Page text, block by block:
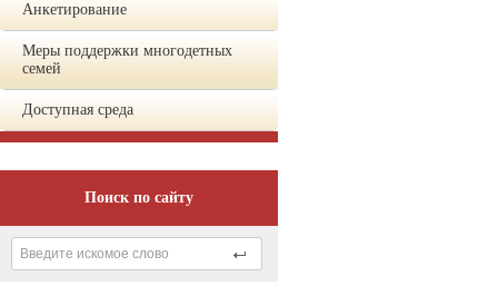
Анкетирование
Меры поддержки многодетных
семей
Доступная среда
Поиск по сайту